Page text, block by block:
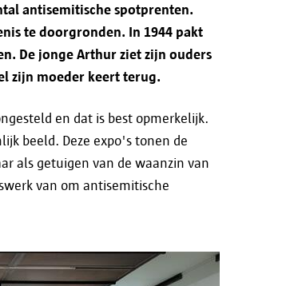
antisemitische spotprenten.
te doorgronden. In 1944 pakt
De jonge Arthur ziet zijn ouders
zijn moeder keert terug.
en dat is best opmerkelijk.
beeld. Deze expo's tonen de
als getuigen van de waanzin van
van om antisemitische
enkel door aan derden om:
te verstrekken;
gegevens worden doorgegeven in een specifiek
viainformatieveiligheid@antwerpen.be